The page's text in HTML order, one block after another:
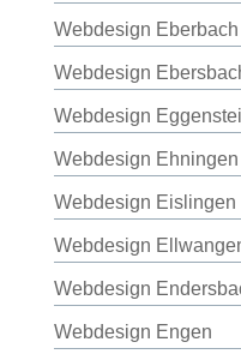
Webdesign Eberbach
Webdesign
Webdesign
Webdesign Ehningen
Webdesign Eislingen
Webdesign
Webdesign
Webdesign Engen